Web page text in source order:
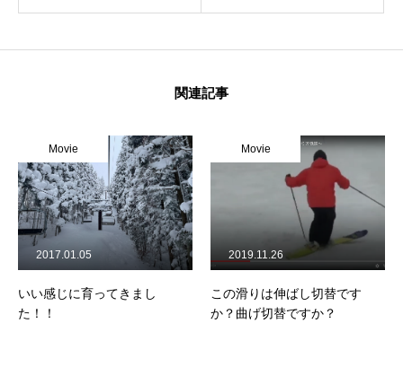
関連記事
Movie
いい感じに育ってきまし
た！！
2017.01.05
Movie
この滑りは伸ばし切替です
か？曲げ切替ですか？
2019.11.26